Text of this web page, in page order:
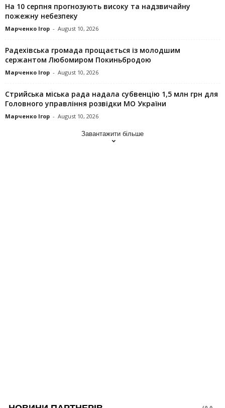
На 10 серпня прогнозують високу та надзвичайну
пожежну небезпеку
Марченко Ігор - August 10, 2026
Радехівська громада прощається із молодшим
сержантом Любомиром Покиньбродою
Марченко Ігор - August 10, 2026
Стрийська міська рада надала субвенцію 1,5 млн грн для
Головного управління розвідки МО України
Марченко Ігор - August 10, 2026
Завантажити більше